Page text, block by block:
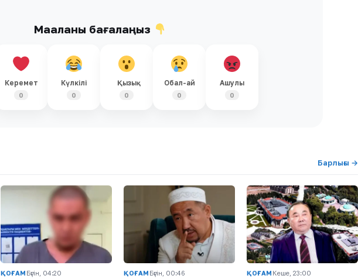
Мақаланы бағалаңыз
Керемет
0
Күлкілі
0
Қызық
0
Обал-ай
0
Ашулы
0
Барлығы →
ҚОҒАМ Бүгін, 04:20 ҚОҒАМ Бүгін, 00:46 ҚОҒАМ Кеше, 23:00